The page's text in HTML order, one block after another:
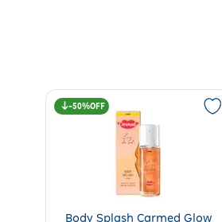
Combinação elegante entre
Ideal para uso diário e ocasiões
Embalagem sofisticada de
100ml;
Perfuma a pele com
Pirâmide Olfativa
Cyprol, Bergamota e
Flor de Baunilha,
Notas de Fundo:Almíscar, Couro Oud e
50%
Body Splash Carmed Glow